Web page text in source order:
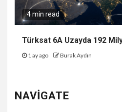
4 min read
Türksat 6A Uzayda 192
1 ay ago Burak Aydın
NAVIGATE